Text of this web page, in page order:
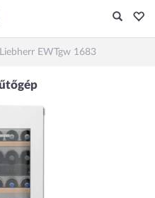
Liebherr EWTgw 1683